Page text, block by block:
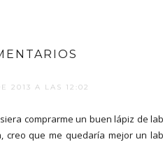
2013 A LAS 12:02
comprarme un buen lápiz de
creo que me quedaría mejor un